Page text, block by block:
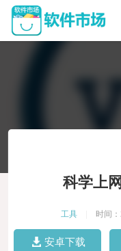
科学上
工具 时间
安卓下载